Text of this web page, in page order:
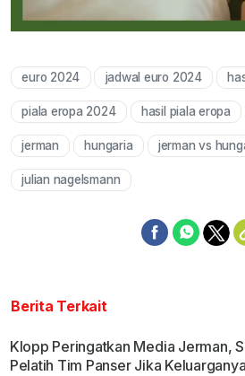
euro 2024 jadwal euro 2024
piala eropa 2024 hasil piala eropa
jerman hungaria jerman vs
julian nagelsmann
Berita Terkait
Klopp Peringatkan Media Jerman,
Pelatih Tim Panser Jika